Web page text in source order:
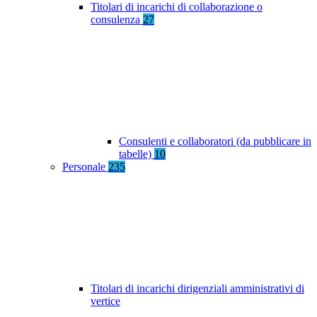
Titolari di incarichi di collaborazione o
consulenza 27
Consulenti e collaboratori (da pubblicare in
tabelle) 10
Personale 235
Titolari di incarichi dirigenziali amministrativi di
vertice